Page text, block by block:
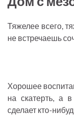
Тяжелее всего,
не встречаешь
Хорошее
на скатерть, а
сделает кто-